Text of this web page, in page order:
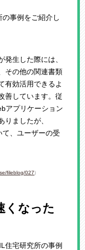
事例をご紹介し
発生した際には、
その他の関連書類
有効活用できるよ
善しています。従
アプリケーション
ましたが、
、ユーザーの受
fileblog/027)
くなった
住宅研究所の事例